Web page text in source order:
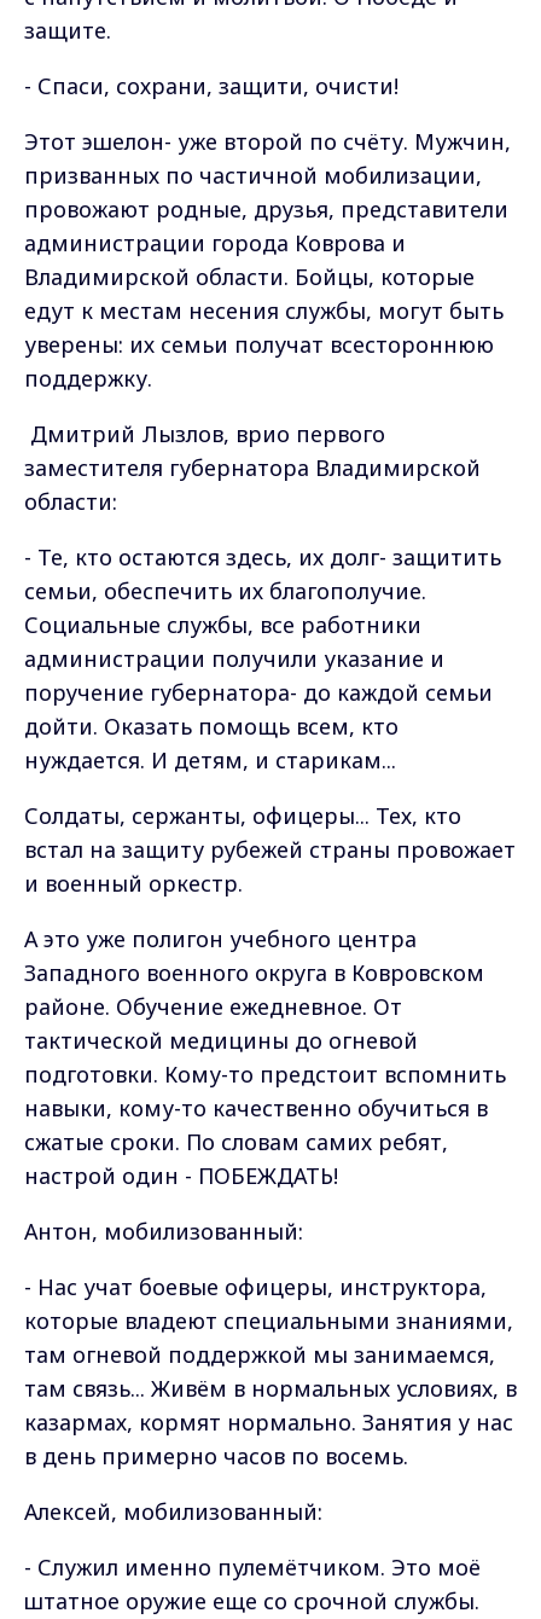
защите.
- Спаси, сохрани, защити, очисти!
Этот эшелон- уже второй по счёту. Мужчин,
призванных по частичной мобилизации,
провожают родные, друзья, представители
администрации города Коврова и
Владимирской области. Бойцы, которые
едут к местам несения службы, могут быть
уверены: их семьи получат всестороннюю
поддержку.
Дмитрий Лызлов, врио первого
заместителя губернатора Владимирской
области:
- Те, кто остаются здесь, их долг- защитить
семьи, обеспечить их благополучие.
Социальные службы, все работники
администрации получили указание и
поручение губернатора- до каждой семьи
дойти. Оказать помощь всем, кто
нуждается. И детям, и старикам...
Солдаты, сержанты, офицеры... Тех, кто
встал на защиту рубежей страны провожает
и военный оркестр.
А это уже полигон учебного центра
Западного военного округа в Ковровском
районе. Обучение ежедневное. От
тактической медицины до огневой
подготовки. Кому-то предстоит вспомнить
навыки, кому-то качественно обучиться в
сжатые сроки. По словам самих ребят,
настрой один - ПОБЕЖДАТЬ!
Антон, мобилизованный:
- Нас учат боевые офицеры, инструктора,
которые владеют специальными знаниями,
там огневой поддержкой мы занимаемся,
там связь... Живём в нормальных условиях, в
казармах, кормят нормально. Занятия у нас
в день примерно часов по восемь.
Алексей, мобилизованный:
- Служил именно пулемётчиком. Это моё
штатное оружие еще со срочной службы.